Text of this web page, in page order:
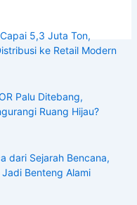
5,3 Juta Ton,
ke Retail Modern
Palu Ditebang,
Ruang Hijau?
dari Sejarah Bencana,
Benteng Alami